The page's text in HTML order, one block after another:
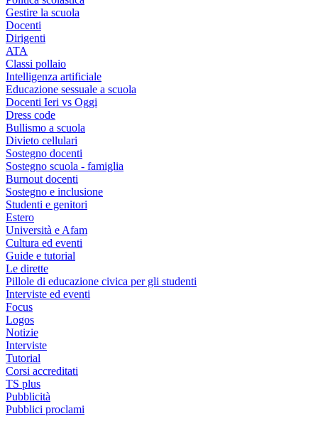
Gestire la scuola
Docenti
Dirigenti
ATA
Classi pollaio
Intelligenza artificiale
Educazione sessuale a scuola
Docenti Ieri vs Oggi
Dress code
Bullismo a scuola
Divieto cellulari
Sostegno docenti
Sostegno scuola - famiglia
Burnout docenti
Sostegno e inclusione
Studenti e genitori
Estero
Università e Afam
Cultura ed eventi
Guide e tutorial
Le dirette
Pillole di educazione civica per gli studenti
Interviste ed eventi
Focus
Logos
Notizie
Interviste
Tutorial
Corsi accreditati
TS plus
Pubblicità
Pubblici proclami